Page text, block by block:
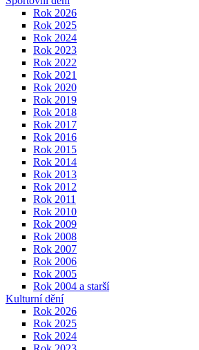
Rok 2026
Rok 2025
Rok 2024
Rok 2023
Rok 2022
Rok 2021
Rok 2020
Rok 2019
Rok 2018
Rok 2017
Rok 2016
Rok 2015
Rok 2014
Rok 2013
Rok 2012
Rok 2011
Rok 2010
Rok 2009
Rok 2008
Rok 2007
Rok 2006
Rok 2005
Rok 2004 a starší
Kulturní dění
Rok 2026
Rok 2025
Rok 2024